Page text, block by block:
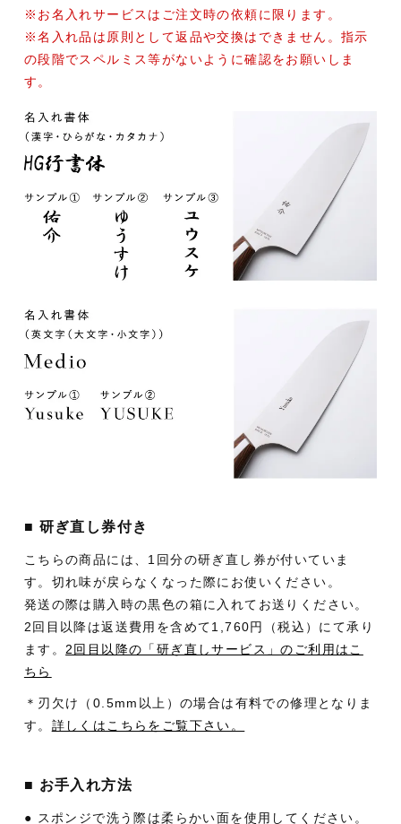
※お名入れサービスはご注文時の依頼に限ります。
※名入れ品は原則として返品や交換はできません。指示
の段階でスペルミス等がないように確認をお願いしま
す。
■ 研ぎ直し券付き
こちらの商品には、1回分の研ぎ直し券が付いていま
す。切れ味が戻らなくなった際にお使いください。
発送の際は購入時の黒色の箱に入れてお送りください。
2回目以降は返送費用を含めて1,760円（税込）にて承り
ます。 2回目以降の「研ぎ直しサービス」のご利用はこ
ちら
＊刃欠け（0.5mm以上）の場合は有料での修理となりま
す。 詳しくはこちらをご覧下さい。
■ お手入れ方法
● スポンジで洗う際は柔らかい面を使用してください。